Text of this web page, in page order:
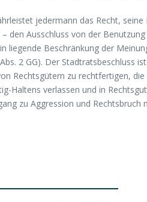
jedermann das Recht,
den Ausschluss von der
liegende Beschränkung der
2 GG). Der Stadtratsbeschluss
Rechtsgütern zu rechtfertigen,
Haltens verlassen und in
zu Aggression und